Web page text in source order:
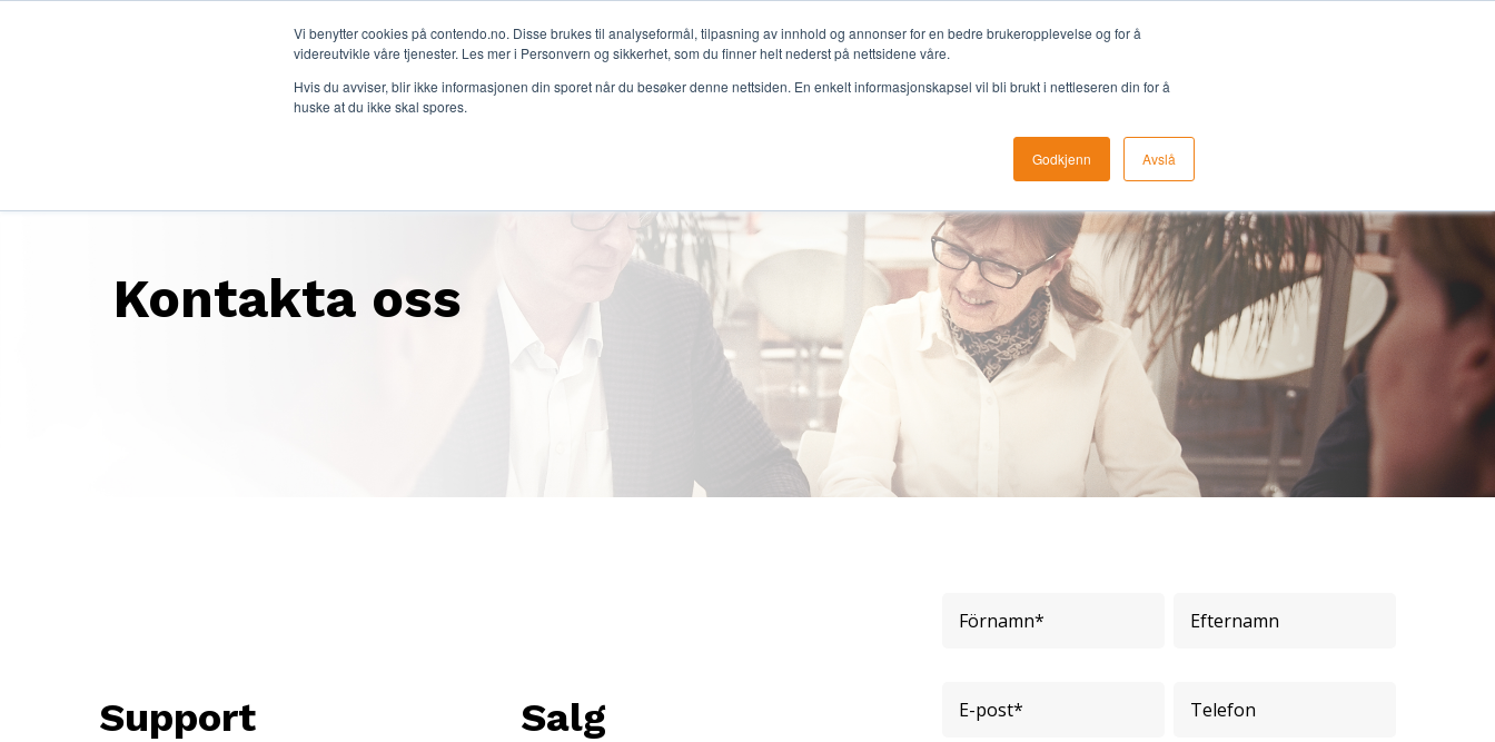
Vi benytter cookies på contendo.no. Disse brukes til analyseformål, tilpasning av innhold og annonser for en bedre brukeropplevelse og for å
videreutvikle våre tjenester. Les mer i Personvern og sikkerhet, som du finner helt nederst på nettsidene våre.
Hvis du avviser, blir ikke informasjonen din sporet når du besøker denne nettsiden. En enkelt informasjonskapsel vil bli brukt i nettleseren din for å
huske at du ikke skal spores.
Godkjenn Avslå
Kontakta oss
Kontakta oss
Support Salg